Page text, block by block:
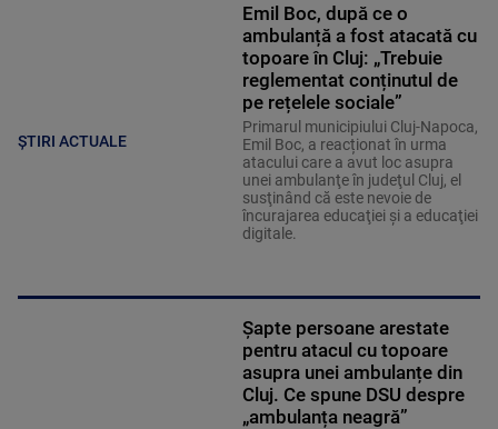
ȘTIRI ACTUALE
Emil Boc, după ce o
ambulanță a fost atacată cu
topoare în Cluj: „Trebuie
reglementat conținutul de
pe rețelele sociale”
Primarul municipiului Cluj-Napoca,
Emil Boc, a reacționat în urma
atacului care a avut loc asupra
unei ambulanţe în judeţul Cluj, el
susţinând că este nevoie de
încurajarea educaţiei şi a educaţiei
digitale.
Șapte persoane arestate
pentru atacul cu topoare
asupra unei ambulanțe din
Cluj. Ce spune DSU despre
„ambulanța neagră”